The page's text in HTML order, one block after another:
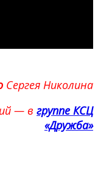
Сергея Николина
— в группе КСЦ
«Дружба»